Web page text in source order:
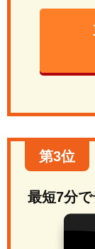
第3位
最短7分で